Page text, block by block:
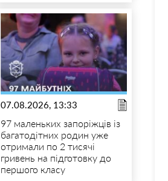
07.08.2026, 13:33
97 маленьких запоріжців із
багатодітних родин уже
отримали по 2 тисячі
гривень на підготовку до
першого класу